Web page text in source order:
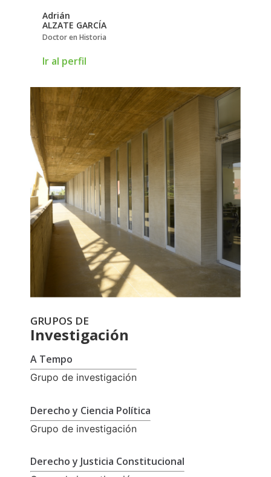
Adrián
ALZATE GARCÍA
Doctor en Historia
Ir al perfil
GRUPOS DE
Investigación
A Tempo
Grupo de investigación
Derecho y Ciencia Política
Grupo de investigación
Derecho y Justicia Constitucional